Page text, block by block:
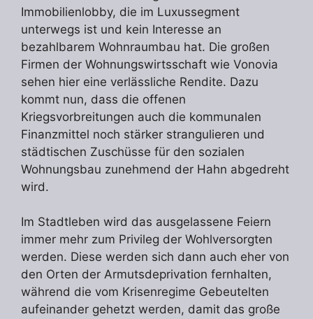
Immobilienlobby, die im Luxussegment
unterwegs ist und kein Interesse an
bezahlbarem Wohnraumbau hat. Die großen
Firmen der Wohnungswirtsschaft wie Vonovia
sehen hier eine verlässliche Rendite. Dazu
kommt nun, dass die offenen
Kriegsvorbreitungen auch die kommunalen
Finanzmittel noch stärker strangulieren und
städtischen Zuschüsse für den sozialen
Wohnungsbau zunehmend der Hahn abgedreht
wird.
Im Stadtleben wird das ausgelassene Feiern
immer mehr zum Privileg der Wohlversorgten
werden. Diese werden sich dann auch eher von
den Orten der Armutsdeprivation fernhalten,
während die vom Krisenregime Gebeutelten
aufeinander gehetzt werden, damit das große